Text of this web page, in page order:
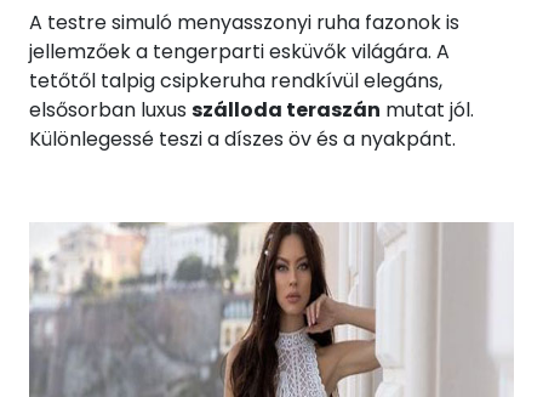
A testre simuló menyasszonyi ruha fazonok is
jellemzőek a tengerparti esküvők világára. A
tetőtől talpig csipkeruha rendkívül elegáns,
elsősorban luxus szálloda teraszán mutat jól.
Különlegessé teszi a díszes öv és a nyakpánt.